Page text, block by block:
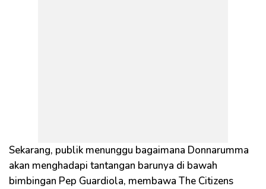
Sekarang, publik menunggu bagaimana Donnarumma
akan menghadapi tantangan barunya di bawah
bimbingan Pep Guardiola, membawa The Citizens